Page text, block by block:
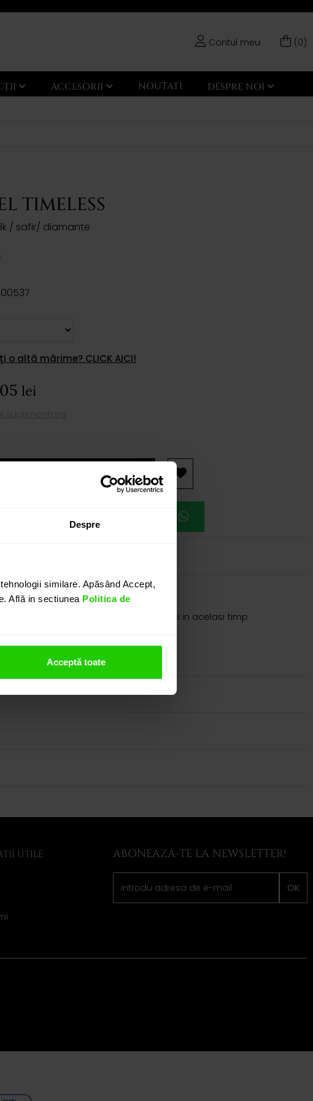
Despre
similare. Apăsând Accept,
Află in sectiunea Politica de
Acceptă toate
Contul meu (0)
ACCESORII NOUTATI DESPRE NOI
TIMELESS
/ safir/ diamante
o altă mărime? CLICK AICI!
lei
ADAUGĂ ÎN COȘ
este o bijuterie simpla, eleganta si in acelasi timp
vizitand showroom-ul nostru.
UTILE ABONEAZA-TE LA NEWSLETTER!
OK